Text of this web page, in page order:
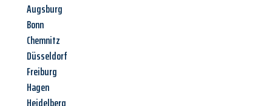
Augsburg
Bonn
Chemnitz
Düsseldorf
Freiburg
Hagen